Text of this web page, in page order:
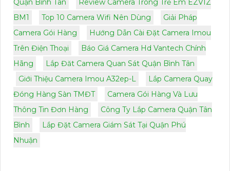
Quận Bình Tân
Review Camera Trông Trẻ Em EZVIZ
BM1
Top 10 Camera Wifi Nên Dùng
Giải Pháp
Camera Gói Hàng
Hướng Dẫn Cài Đặt Camera Imou
Trên Điện Thoại
Báo Giá Camera Hd Vantech Chính
Hãng
Lắp Đăt Camera Quan Sát Quận Bình Tân
Giới Thiệu Camera Imou A32ep-L
Lắp Camera Quay
Đóng Hàng Sàn TMĐT
Camera Gói Hàng Và Lưu
Thông Tin Đơn Hàng
Công Ty Lắp Camera Quận Tân
Bình
Lắp Đặt Camera Giám Sát Tại Quận Phú
Nhuận